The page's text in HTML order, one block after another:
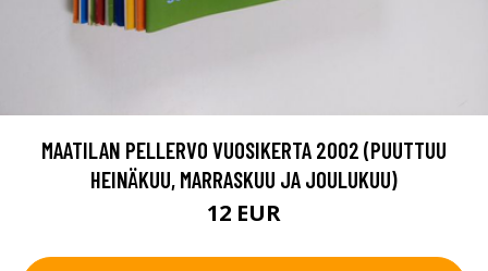
MAATILAN PELLERVO VUOSIKERTA 2002 (PUUTTUU
HEINÄKUU, MARRASKUU JA JOULUKUU)
12 EUR